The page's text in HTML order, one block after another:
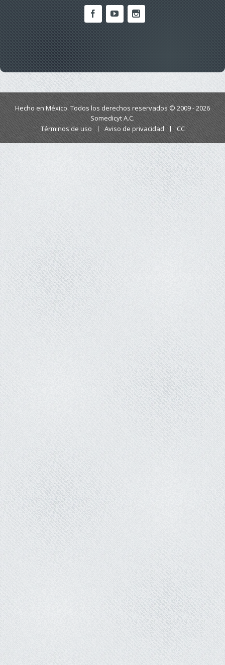
Hecho en México. Todos los derechos reservados © 2009 - 2026
Somedicyt A.C.
Términos de uso
Aviso de privacidad CC